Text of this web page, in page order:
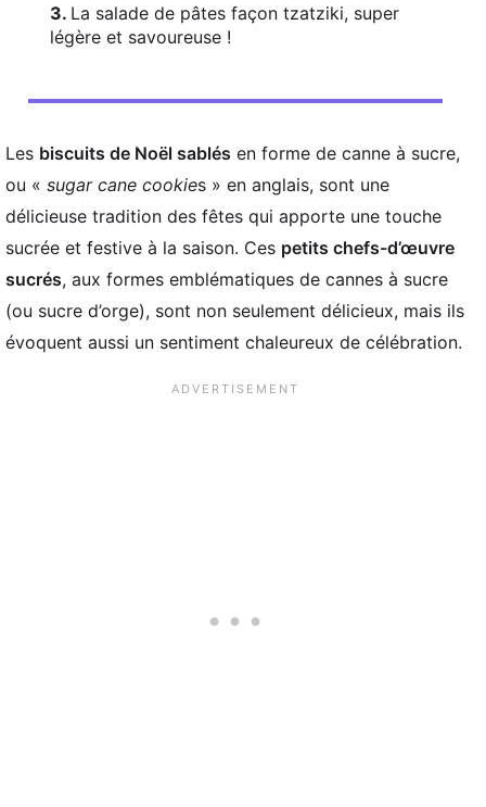
La salade de pâtes façon tzatziki, super
légère et savoureuse !
Les biscuits de Noël sablés en forme de canne à sucre,
ou « sugar cane cookies » en anglais, sont une
délicieuse tradition des fêtes qui apporte une touche
sucrée et festive à la saison. Ces petits chefs-d’œuvre
sucrés, aux formes emblématiques de cannes à sucre
(ou sucre d’orge), sont non seulement délicieux, mais ils
évoquent aussi un sentiment chaleureux de célébration.